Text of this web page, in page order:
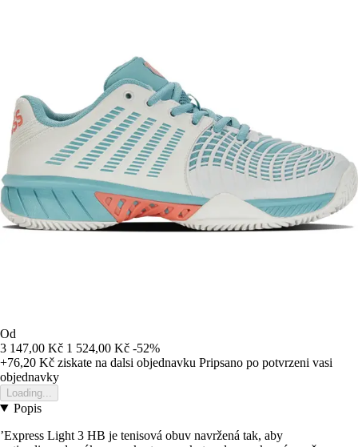
Od
3 147,00 Kč 1 524,00 Kč -52%
+76,20 Kč ziskate na dalsi objednavku Pripsano po potvrzeni vasi
objednavky
Loading...
Popis
’Express Light 3 HB je tenisová obuv navržená tak, aby